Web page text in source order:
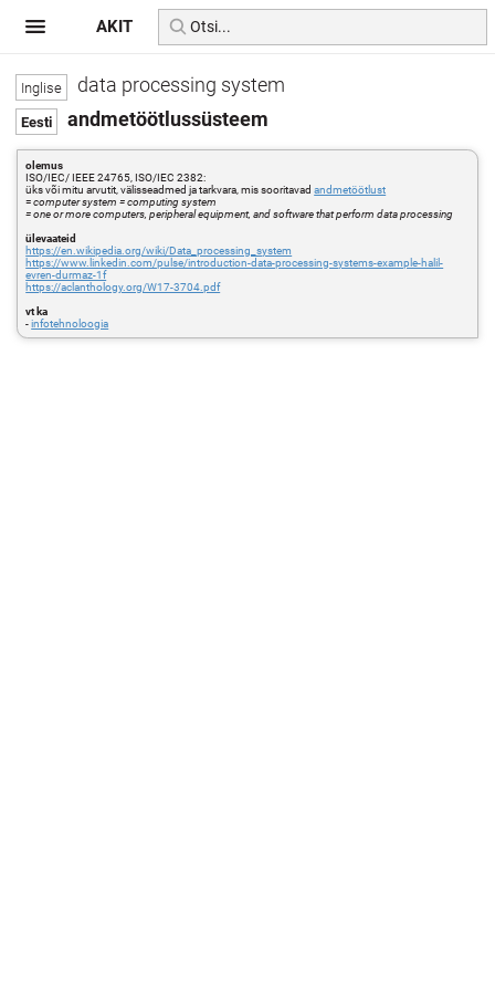
data processing system
andmetöötlussüsteem
olemus
ISO/IEC/ IEEE 24765, ISO/IEC 2382:
üks või mitu arvutit, välisseadmed ja tarkvara, mis sooritavadandmetöötlust
=computer system = computing system
= one or more computers, peripheral equipment, and software that perform data processing
ülevaateid
https://en.wikipedia.org/wiki/Data_processing_system
https://www.linkedin.com/pulse/introduction-data-processing-systems-example-halil-
evren-durmaz-1f
https://aclanthology.org/W17-3704.pdf
vt ka
-infotehnoloogia
AKIT